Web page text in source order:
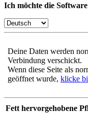
Ich möchte die
Deine Daten werden
Verbindung verschickt.
Wenn diese Seite als
geöffnet wurde, klicke
Fett hervorgehobene